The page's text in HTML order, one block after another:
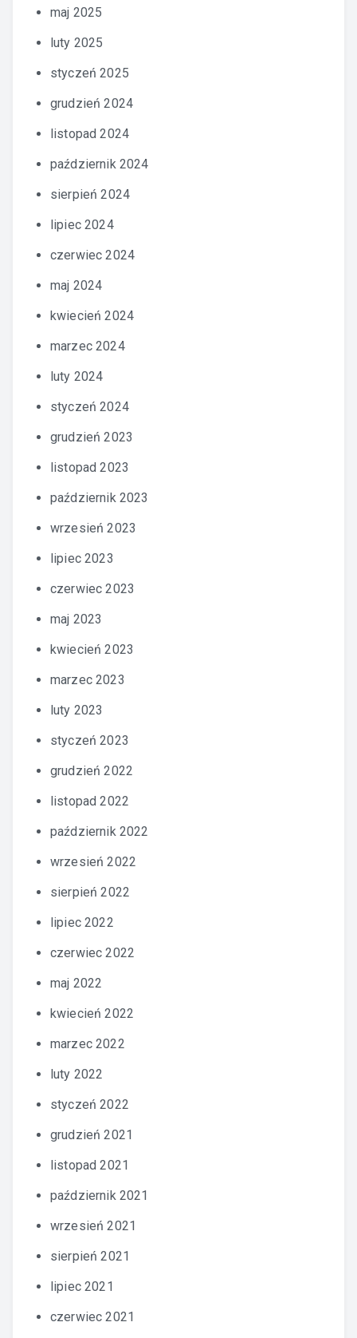
maj 2025
luty 2025
styczeń 2025
grudzień 2024
listopad 2024
październik 2024
sierpień 2024
lipiec 2024
czerwiec 2024
maj 2024
kwiecień 2024
marzec 2024
luty 2024
styczeń 2024
grudzień 2023
listopad 2023
październik 2023
wrzesień 2023
lipiec 2023
czerwiec 2023
maj 2023
kwiecień 2023
marzec 2023
luty 2023
styczeń 2023
grudzień 2022
listopad 2022
październik 2022
wrzesień 2022
sierpień 2022
lipiec 2022
czerwiec 2022
maj 2022
kwiecień 2022
marzec 2022
luty 2022
styczeń 2022
grudzień 2021
listopad 2021
październik 2021
wrzesień 2021
sierpień 2021
lipiec 2021
czerwiec 2021